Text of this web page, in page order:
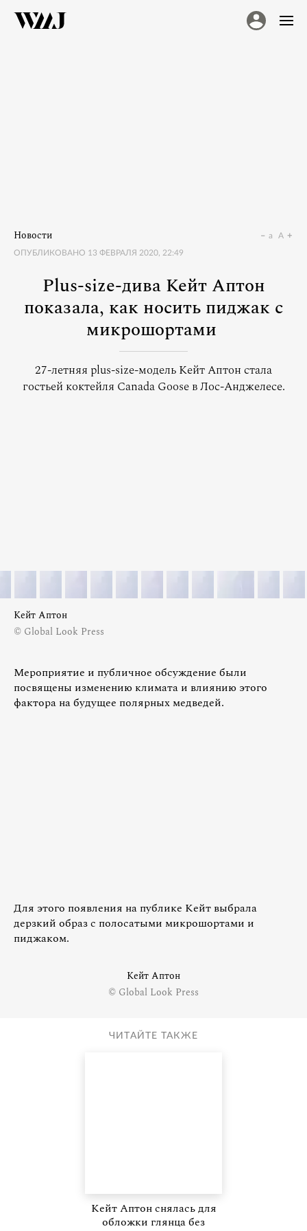
Новости
ОПУБЛИКОВАНО 13 ФЕВРАЛЯ 2020, 22:49
a A
Plus-size-дива Кейт Аптон
показала, как носить пиджак с
микрошортами
27-летняя plus-size-модель Кейт Аптон стала
гостьей коктейля Canada Goose в Лос-Анджелесе.
Кейт Аптон
© Global Look Press
Мероприятие и публичное обсуждение были
посвящены изменению климата и влиянию этого
фактора на будущее полярных медведей.
Для этого появления на публике Кейт выбрала
дерзкий образ с полосатыми микрошортами и
пиджаком.
Кейт Аптон
© Global Look Press
ЧИТАЙТЕ ТАКЖЕ
Кейт Аптон снялась для
обложки глянца без